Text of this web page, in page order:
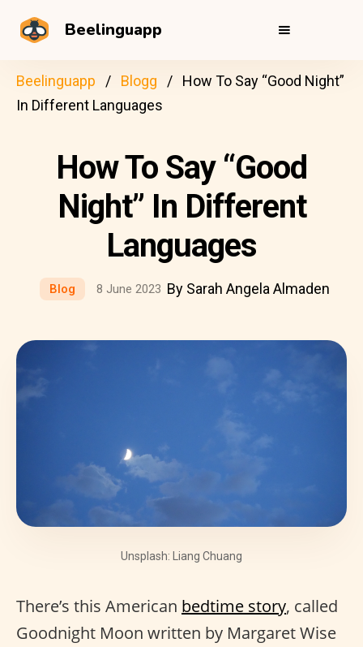
Beelinguapp
Beelinguapp Blogg
How To Say “Good Night”
In Different Languages
How To Say “Good
Night” In Different
Languages
Blog 8 June 2023 By Sarah Angela Almaden
Unsplash: Liang Chuang
There’s this American bedtime story, called
Goodnight Moon written by Margaret Wise